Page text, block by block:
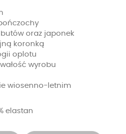
oraz japonek
koronką
oplotu
wyrobu
wiosenno-letnim
elastan